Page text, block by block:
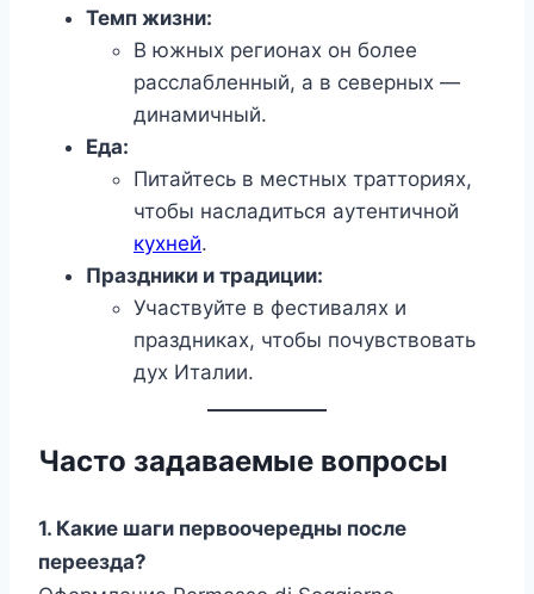
Темп жизни:
В южных регионах он более
расслабленный, а в северных —
динамичный.
Еда:
Питайтесь в местных тратториях,
чтобы насладиться аутентичной
кухней.
Праздники и традиции:
Участвуйте в фестивалях и
праздниках, чтобы почувствовать
дух Италии.
Часто задаваемые вопросы
1. Какие шаги первоочередны после
переезда?